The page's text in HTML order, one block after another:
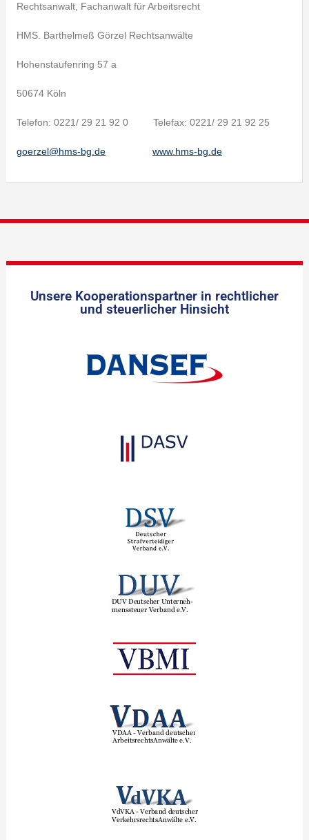
Rechtsanwalt, Fachanwalt für Arbeitsrecht
HMS. Barthelmeß Görzel Rechtsanwälte
Hohenstaufenring 57 a
50674 Köln
Telefon: 0221/ 29 21 92 0 Telefax: 0221/ 29 21 92 25
goerzel@hms-bg.de www.hms-bg.de
Unsere Kooperationspartner in rechtlicher
und steuerlicher Hinsicht